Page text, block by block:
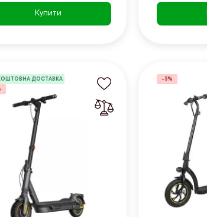
Купити
ДОСТАВКА
-5%